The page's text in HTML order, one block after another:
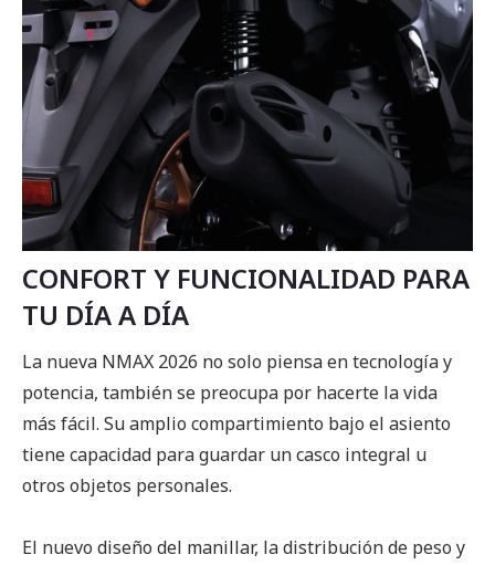
CONFORT Y FUNCIONALIDAD PARA
TU DÍA A DÍA
La nueva NMAX 2026 no solo piensa en tecnología y
potencia, también se preocupa por hacerte la vida
más fácil. Su amplio compartimiento bajo el asiento
tiene capacidad para guardar un casco integral u
otros objetos personales.
El nuevo diseño del manillar, la distribución de peso y